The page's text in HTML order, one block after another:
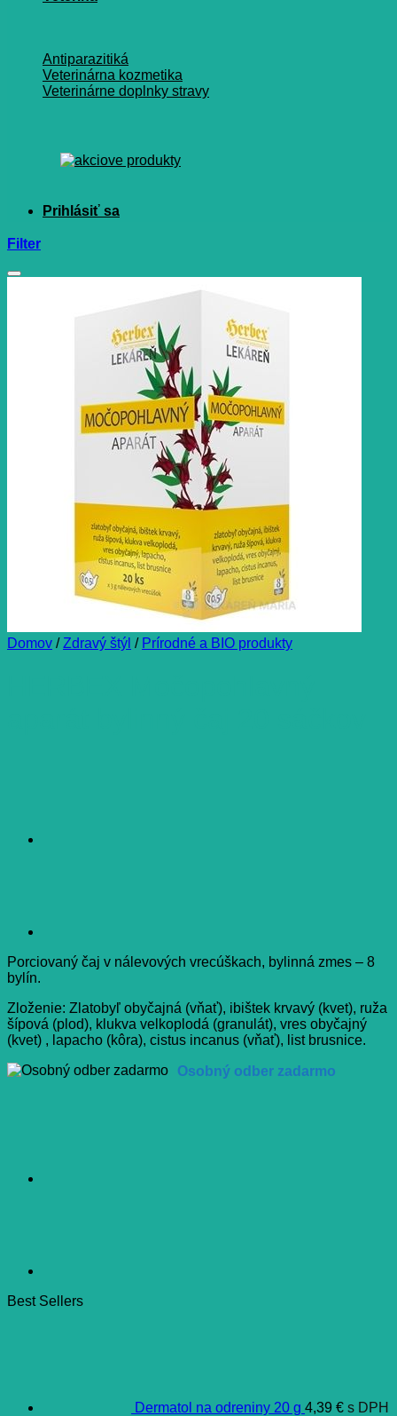
Antiparazitiká
Veterinárna kozmetika
Veterinárne doplnky stravy
Filter
Domov / Zdravý štýl / Prírodné a BIO produkty
Porciovaný čaj v nálevových vrecúškach, bylinná zmes – 8
bylín.
Zloženie: Zlatobyľ obyčajná (vňať), ibištek krvavý (kvet), ruža
šípová (plod), klukva velkoplodá (granulát), vres obyčajný
(kvet) , lapacho (kôra), cistus incanus (vňať), list brusnice.
Osobný odber zadarmo
Best Sellers
Dermatol na odreniny 20 g 4,39 € s DPH